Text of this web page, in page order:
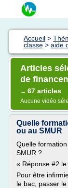
Accueil >
classe > aide
Articles
de
→ 67 articles
Aucune vidéo
Quelle
ou au SMUR
Quelle
SMUR ?
« Réponse #2
Pour être
le bac, passer